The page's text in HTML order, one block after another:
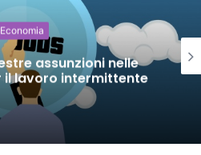
Economia
assunzioni nelle
il lavoro intermittente